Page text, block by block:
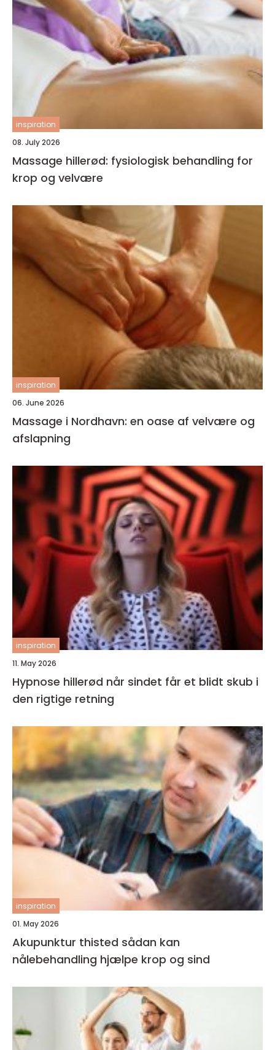
inspiration
08. July 2026
Massage hillerød: fysiologisk behandling for
krop og velvære
inspiration
06. June 2026
Massage i Nordhavn: en oase af velvære og
afslapning
inspiration
11. May 2026
Hypnose hillerød når sindet får et blidt skub i
den rigtige retning
inspiration
01. May 2026
Akupunktur thisted sådan kan
nålebehandling hjælpe krop og sind